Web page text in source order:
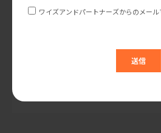
先日、JETRO鳥取様主催オンラインセ
つくられるのか？様々な調査データや
ブランディング